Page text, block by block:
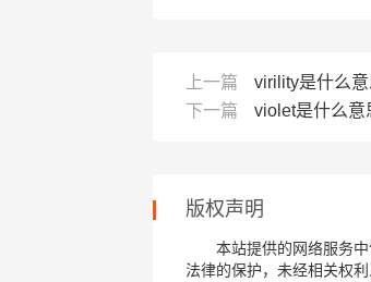
上一篇
virility是什么意
下一篇
violet是什么意
版权声明
本站提供的网络服务
法律的保护，未经相关权